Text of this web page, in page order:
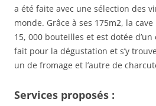
a été faite avec une sélection des
monde. Grâce à ses 175m2, la
15, 000 bouteilles et est dotée
fait pour la dégustation et s’y
un de fromage et l’autre de
Services proposés :